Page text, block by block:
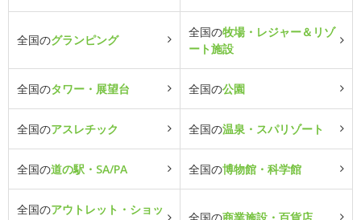
全国のグランピング
全国の牧場・レジャー＆リゾ
ート施設
全国のタワー・展望台 全国の公園
全国のアスレチック 全国の温泉・スパリゾート
全国の道の駅・SA/PA 全国の博物館・科学館
全国のアウトレット・ショッ